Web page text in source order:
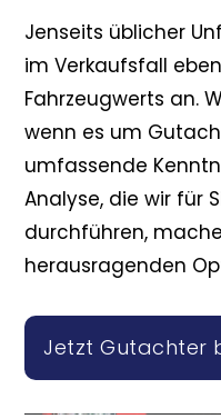
Jenseits üblicher
im Verkaufsfall
Fahrzeugwerts an.
wenn es um
umfassende
Analyse, die wir für
durchführen,
herausragenden
Jetzt Gutachter